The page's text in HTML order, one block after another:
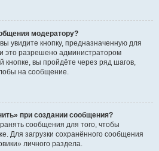
модератору?
увидите кнопку, предназначенную для
это разрешено администратором
кнопке, вы пройдёте через ряд шагов,
на сообщение.
при создании сообщения?
сообщения для того, чтобы
Для загрузки сохранённого сообщения
личного раздела.